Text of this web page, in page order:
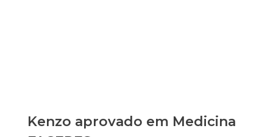
Kenzo aprovado em Medicina